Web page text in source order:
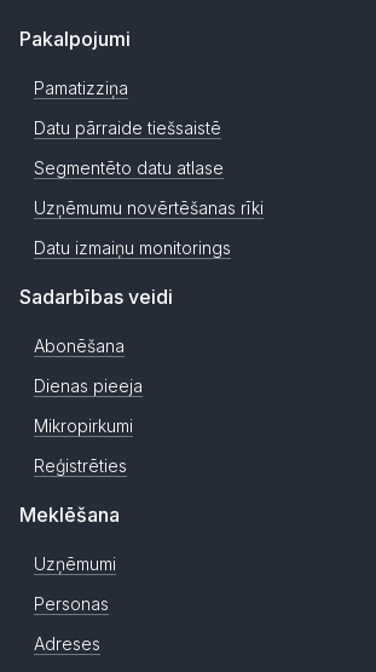
Pakalpojumi
Pamatizziņa
Datu pārraide tiešsaistē
Segmentēto datu atlase
Uzņēmumu novērtēšanas rīki
Datu izmaiņu monitorings
Sadarbības veidi
Abonēšana
Dienas pieeja
Mikropirkumi
Reģistrēties
Meklēšana
Uzņēmumi
Personas
Adreses